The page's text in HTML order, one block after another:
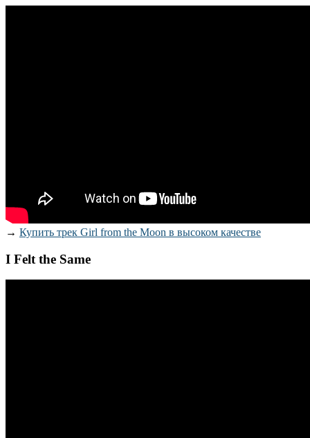
→ Купить трек Girl from the Moon в высоком качестве
I Felt the Same